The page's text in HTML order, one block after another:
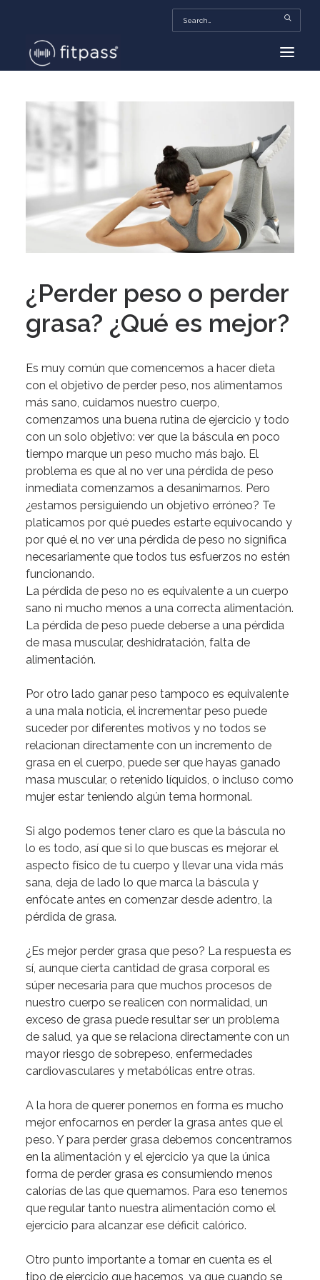
HOME
MEXICO
BEAUTY
FITBIZ
¿Perder peso o perder
grasa? ¿Qué es mejor?
Es muy común que comencemos a hacer dieta
con el objetivo de perder peso, nos alimentamos
más sano, cuidamos nuestro cuerpo,
comenzamos una buena rutina de ejercicio y todo
con un solo objetivo: ver que la báscula en poco
tiempo marque un peso mucho más bajo. El
problema es que al no ver una pérdida de peso
inmediata comenzamos a desanimarnos. Pero
¿estamos persiguiendo un objetivo erróneo? Te
platicamos por qué puedes estarte equivocando y
por qué el no ver una pérdida de peso no significa
necesariamente que todos tus esfuerzos no estén
funcionando.
La pérdida de peso no es equivalente a un cuerpo
sano ni mucho menos a una correcta alimentación.
La pérdida de peso puede deberse a una pérdida
de masa muscular, deshidratación, falta de
alimentación.
Por otro lado ganar peso tampoco es equivalente
a una mala noticia, el incrementar peso puede
suceder por diferentes motivos y no todos se
relacionan directamente con un incremento de
grasa en el cuerpo puede ser que hayas ganado
masa muscular, o retenido líquidos, o incluso como
mujer estar teniendo algún tema hormonal.
Si algo podemos tener claro es que la báscula no
lo es todo, así que si lo que buscas es mejorar el
aspecto físico de tu cuerpo y llevar una vida más
sana deja de lado lo que marca la báscula y
enfócate antes en comenzar desde adentro, la
pérdida de grasa.
¿Es mejor perder grasa que peso? La respuesta es
sí aunque cierta cantidad de grasa corporal es
súper necesaria para que muchos procesos de
nuestro cuerpo se realicen con normalidad, un
exceso de grasa puede resultar ser un problema
de salud ya que se relaciona directamente con un
mayor riesgo de sobrepeso, enfermedades
cardiovasculares y metabólicas entre otras.
A la hora de querer ponernos en forma es mucho
mejor enfocarnos en perder la grasa antes que el
peso. Y para perder grasa debemos concentrarnos
en la alimentación y el ejercicio ya que la única
forma de perder grasa es consumiendo menos
calorías de las que quemamos. Para eso tenemos
que regular tanto nuestra alimentación como el
ejercicio para alcanzar ese déficit calórico.
Otro punto importante a tomar en cuenta es el
tipo de ejercicio que hacemos, ya que cuando se